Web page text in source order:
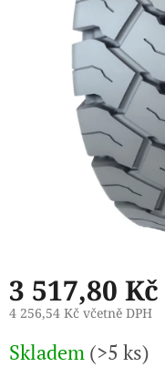
3 517,80 Kč
4 256,54 Kč včetně DPH
cena:
Skladem (>5 ks)